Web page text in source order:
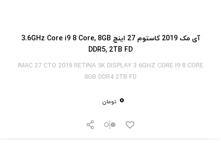
آی‎ مک 2019 کاستوم 27 اینچ 3.6GHz Core i9 8 Core, 8GB
DDR5, 2TB FD
IMAC 27 CTO 2019 RETINA 5K DISPLAY 3 6GHZ CORE I9 8 CORE
8GB DDR4 2TB FD
0 تومان